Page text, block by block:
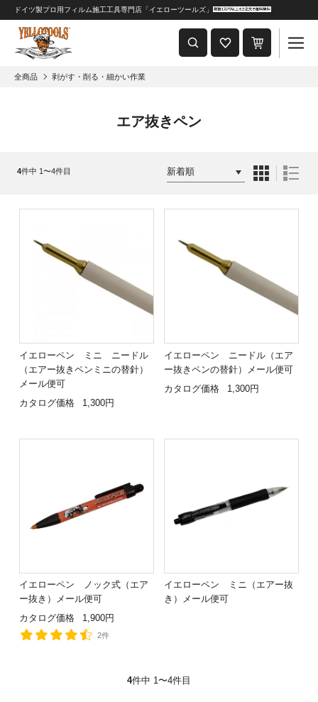
重要なおしらせ
2024年8月1日 価格改定につきまして
ドイツ製プロ用フィルム施工工具専門店「イエローツールズ」
全商品 剥がす・削る・細かい作業
エア抜きペン
4件中 1〜4件目
イエローペン ミニ ニードル
（エアー抜きペンミニの替針）
メール便可
カタログ価格
1,300円
イエローペン ニードル（エア
ー抜きペンの替針）メール便可
カタログ価格
1,300円
イエローペン ノック式（エア
ー抜き）メール便可
カタログ価格
1,900円
2件
イエローペン ミニ（エアー抜
き）メール便可
4件中 1〜4件目